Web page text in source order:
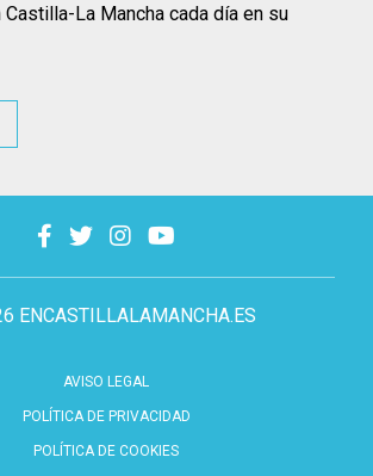
ENCASTILLALAMANCHA.ES
AVISO LEGAL
POLÍTICA DE PRIVACIDAD
POLÍTICA DE COOKIES
Castilla-La Mancha cada día en su